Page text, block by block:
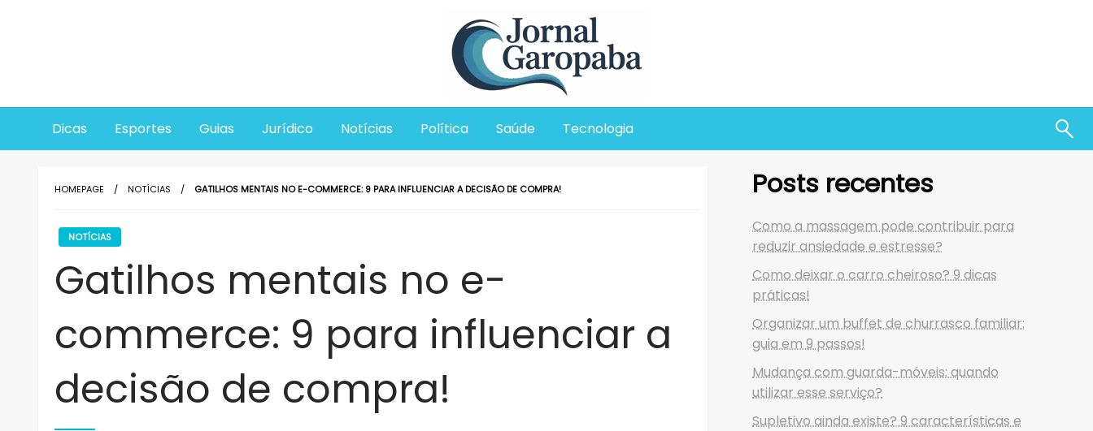
Jornal Garopaba
Dicas Esportes Guias Jurídico Notícias Política Saúde Tecnologia
HOMEPAGE NOTÍCIAS GATILHOS MENTAIS NO E-COMMERCE: 9 PARA INFLUENCIAR A DECISÃO DE COMPRA!
NOTÍCIAS
Gatilhos mentais no e-
commerce: 9 para influenciar a
decisão de compra!
Posts recentes
Como a massagem pode contribuir para
reduzir ansiedade e estresse?
Como deixar o carro cheiroso? 9 dicas
práticas!
Organizar um buffet de churrasco familiar:
guia em 9 passos!
Mudança com guarda-móveis: quando
utilizar esse serviço?
Supletivo ainda existe? 9 características e